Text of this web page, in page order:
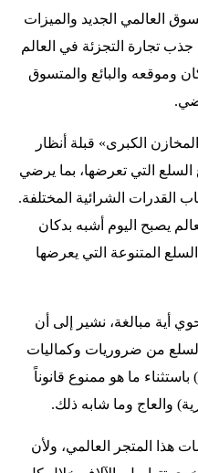
العالمي الجديد والميزات
جذب تجارة التجزئة في العالم
وموقعه والبائع والمتسوق
الكبرى» قبلة أنظار
السلع التي تعرضها، بما يرضي
القدرات الشرائية المختلفة.
يصبح اليوم أشبه بدكان
السلع المتنوعة التي يعرضها
أية مبالغة، نشير إلى أن
من ضروريات وكماليات
ما هو ممنوع قانوناً
والعاج وما شابه ذلك.
المتجر العالمي، ولأن